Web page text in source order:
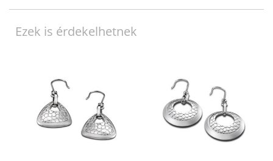
Ezek is érdekelhetnek